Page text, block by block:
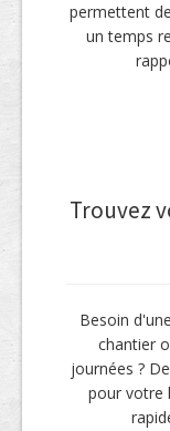
permettent
un temps
Trouvez
Besoin
chantier
journées ?
pour votre